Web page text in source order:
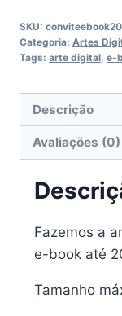
até
20
páginas
SKU:
Categoria: Artes
Tags: arte digital e-
Descrição
Avaliações (0)
Fazemos a
e-book até
Tamanho